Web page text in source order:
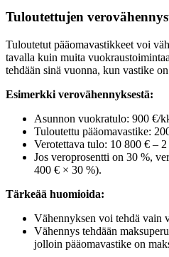
Tuloutettujen
Tuloutetut pääomavastikkeet voi
tavalla kuin muita
tehdään sinä vuonna, kun vastike
Esimerkki verovähennyksestä:
Asunnon vuokratulo: 900 €/
Tuloutettu pääomavastike:
Verotettava tulo: 10 800 € –
Jos veroprosentti on 30 %,
400 € × 30 %).
Tärkeää huomioida:
Vähennyksen voi tehdä vain
Vähennys tehdään
jolloin pääomavastike on